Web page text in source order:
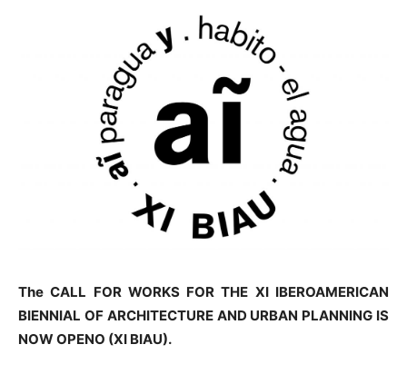
The CALL FOR WORKS FOR THE XI IBEROAMERICAN
BIENNIAL OF ARCHITECTURE AND URBAN PLANNING IS
NOW OPENO (XI BIAU).